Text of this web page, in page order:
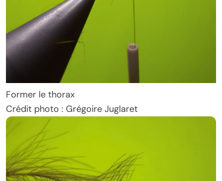
Former le thorax
Crédit photo : Grégoire Juglaret